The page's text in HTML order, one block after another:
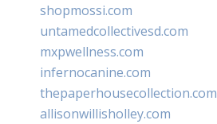
shopmossi.com
untamedcollectivesd.com
mxpwellness.com
infernocanine.com
thepaperhousecollection.com
allisonwillisholley.com